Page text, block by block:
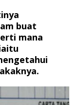
buat
mana